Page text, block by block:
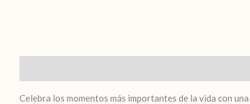
Celebra los momentos más importantes de la vida con